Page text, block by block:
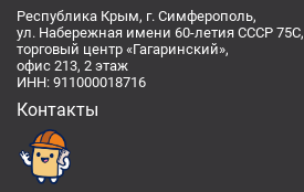
Республика Крым, г. Симферополь,
ул. Набережная имени 60-летия СССР 75С,
торговый центр «Гагаринский»,
офис 213, 2 этаж
ИНН: 911000018716
Контакты